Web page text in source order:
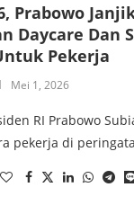
Prabowo
Daycare Dan
Pekerja
Mei 1, 2026
RI Prabowo
pekerja di